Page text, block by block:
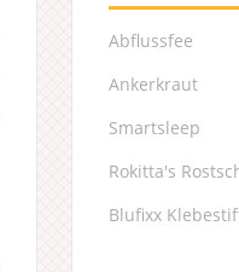
Abflussfee
Ankerkraut
Smartsleep
Rokitta's
Blufixx